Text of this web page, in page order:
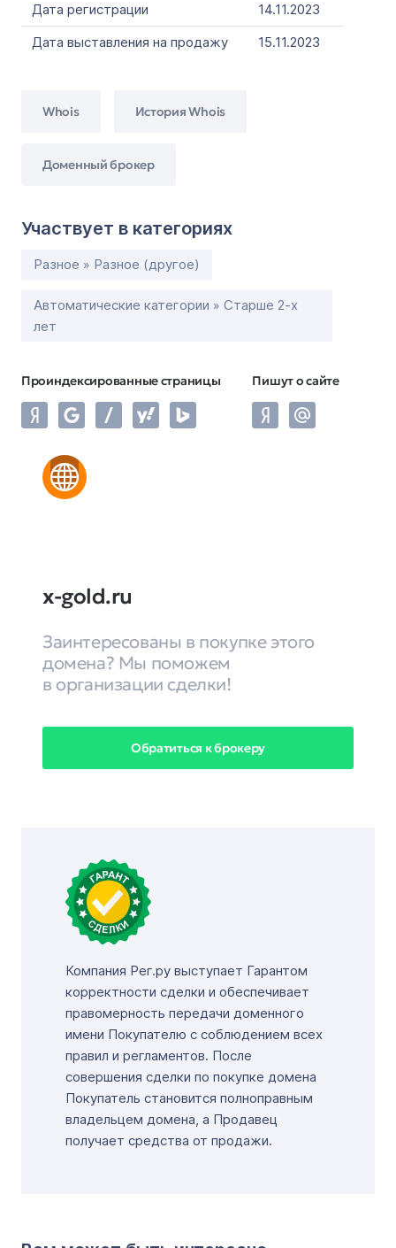
Дата регистрации
14.11.2023
Дата выставления на продажу
15.11.2023
Whois История Whois
Доменный брокер
Участвует в категориях
Разное » Разное (другое)
Автоматические категории » Старше 2-х
лет
Проиндексированные страницы Пишут о сайте
x-gold.ru
Заинтересованы в покупке этого
домена? Мы поможем
в организации сделки!
Обратиться к брокеру
Компания Рег.ру выступает Гарантом
корректности сделки и обеспечивает
правомерность передачи доменного
имени Покупателю с соблюдением всех
правил и регламентов. После
совершения сделки по покупке домена
Покупатель становится полноправным
владельцем домена, а Продавец
получает средства от продажи.